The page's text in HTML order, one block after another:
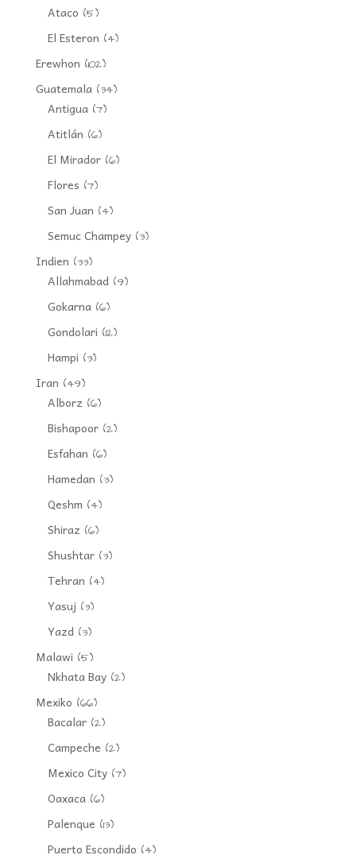
Ataco (5)
El Esteron (4)
Erewhon (102)
Guatemala(34)
Antigua(7)
Atitlán (6)
El Mirador(6)
Flores (7)
San Juan (4)
Semuc Champey(3)
Indien (33)
Allahmabad(9)
Gokarna(6)
Gondolari (12)
Hampi (3)
Iran (49)
Alborz (6)
Bishapoor(2)
Esfahan (6)
Hamedan (3)
Qeshm (4)
Shiraz (6)
Shushtar(3)
Tehran (4)
Yasuj (3)
Yazd(3)
Malawi (5)
Nkhata Bay(2)
Mexiko (66)
Bacalar(2)
Campeche (2)
Mexico City(7)
Oaxaca(6)
Palenque (13)
Puerto Escondido (4)